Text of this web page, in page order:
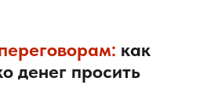
как
денег просить